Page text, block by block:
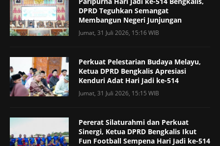
DPRD Teguhkan Semangat
Membangun Negeri Junjungan
Jumat, 31 Juli 2026, 15:16 WIB
Perkuat Pelestarian Budaya Melayu,
Ketua DPRD Bengkalis Apresiasi
Kenduri Adat Hari Jadi ke-514
Jumat, 31 Juli 2026, 15:15 WIB
Pererat Silaturahmi dan Perkuat
Sinergi, Ketua DPRD Bengkalis Ikut
Fun Football Sempena Hari Jadi ke-514